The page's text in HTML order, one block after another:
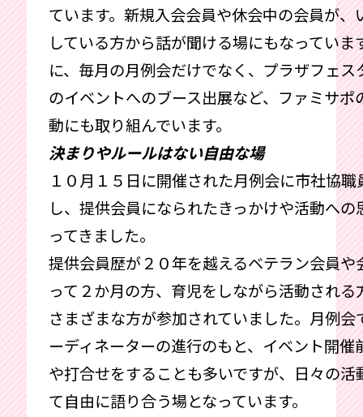
ています。新規入会会員や休会中の会員が、
している方から話が聞ける場にもなっていま
に、毎月の月例会だけでなく、プラザフェス
のイベントへのブース出展など、ファミサポ
動にも取り組んでいます。
決まりやルールはない自由な場
１０月１５日に開催された月例会に市社協職
し、提供会員になられたきっかけや活動への
ってきました。
提供会員歴が２０年を越えるベテラン会員や
って２か月の方、育児をしながら活動される
さまざまな方が参加されていました。月例会
ーディネーターの進行のもと、イベント開催
や打合せをすることも多いですが、日々の活
て自由に語り合う場となっています。